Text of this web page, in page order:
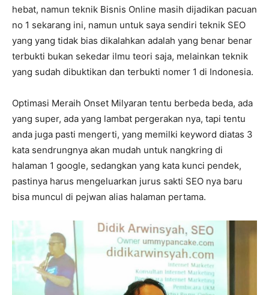
hebat, namun teknik Bisnis Online masih dijadikan pacuan
no 1 sekarang ini, namun untuk saya sendiri teknik SEO
yang yang tidak bias dikalahkan adalah yang benar benar
terbukti bukan sekedar ilmu teori saja, melainkan teknik
yang sudah dibuktikan dan terbukti nomer 1 di Indonesia.
Optimasi Meraih Onset Milyaran tentu berbeda beda, ada
yang super, ada yang lambat pergerakan nya, tapi tentu
anda juga pasti mengerti, yang memilki keyword diatas 3
kata sendrungnya akan mudah untuk nangkring di
halaman 1 google, sedangkan yang kata kunci pendek,
pastinya harus mengeluarkan jurus sakti SEO nya baru
bisa muncul di pejwan alias halaman pertama.